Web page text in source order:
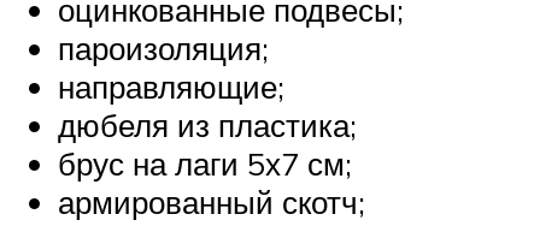
оцинкованные подвесы;
пароизоляция;
направляющие;
дюбеля из пластика;
брус на лаги 5х7 см;
армированный скотч;